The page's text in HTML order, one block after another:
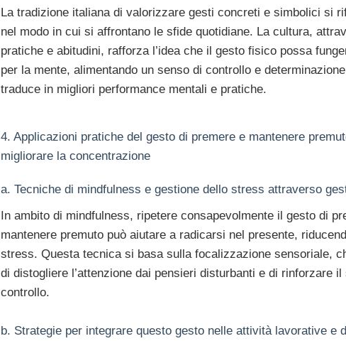
La tradizione italiana di valorizzare gesti concreti e simbolici si
nel modo in cui si affrontano le sfide quotidiane. La cultura,
pratiche e abitudini, rafforza l’idea che il gesto fisico possa
per la mente, alimentando un senso di controllo e
traduce in migliori performance mentali e pratiche.
4. Applicazioni pratiche del gesto di premere e mantenere
migliorare la concentrazione
a. Tecniche di mindfulness e gestione dello stress attraverso
In ambito di mindfulness, ripetere consapevolmente il gesto di
mantenere premuto può aiutare a radicarsi nel presente,
stress. Questa tecnica si basa sulla focalizzazione sensoriale,
di distogliere l’attenzione dai pensieri disturbanti e di rinforzare il
controllo.
b. Strategie per integrare questo gesto nelle attività lavorative e